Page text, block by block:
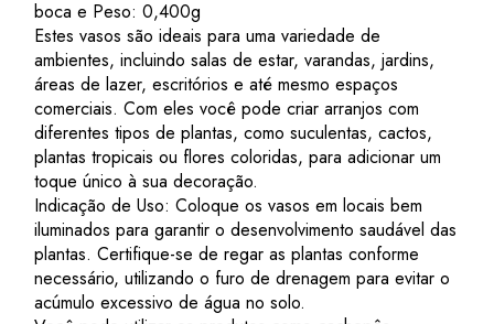
boca e Peso: 0,400g
Estes vasos são ideais para uma variedade de
ambientes, incluindo salas de estar, varandas, jardins,
áreas de lazer, escritórios e até mesmo espaços
comerciais. Com eles você pode criar arranjos com
diferentes tipos de plantas, como suculentas, cactos,
plantas tropicais ou flores coloridas, para adicionar um
toque único à sua decoração.
Indicação de Uso: Coloque os vasos em locais bem
iluminados para garantir o desenvolvimento saudável das
plantas. Certifique-se de regar as plantas conforme
necessário, utilizando o furo de drenagem para evitar o
acúmulo excessivo de água no solo.